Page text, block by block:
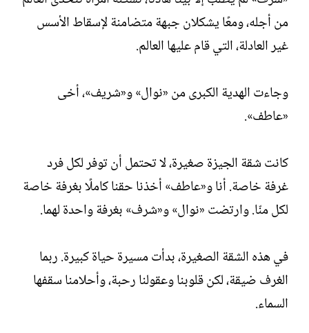
من أجله، ومعًا يشكلان جبهة متضامنة لإسقاط الأسس
غير العادلة، التي قام عليها العالم.
وجاءت الهدية الكبرى من «نوال» و«شريف»، أخى
«عاطف».
كانت شقة الجيزة صغيرة، لا تحتمل أن توفر لكل فرد
غرفة خاصة. أنا و«عاطف» أخذنا حقنا كاملًا بغرفة خاصة
لكل منّا. وارتضت «نوال» و«شرف» بغرفة واحدة لهما.
في هذه الشقة الصغيرة، بدأت مسيرة حياة كبيرة. ربما
الغرف ضيقة، لكن قلوبنا وعقولنا رحبة، وأحلامنا سقفها
السماء.